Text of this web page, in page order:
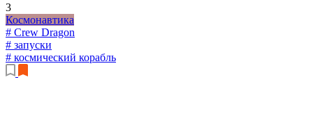
3
Космонавтика
# Crew Dragon
# запуски
# космический корабль